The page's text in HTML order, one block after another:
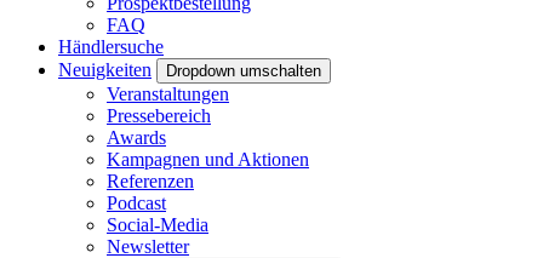
FAQ
Händlersuche
Neuigkeiten
Dropdown umschalten
Veranstaltungen
Pressebereich
Awards
Kampagnen und Aktionen
Referenzen
Podcast
Social-Media
Newsletter